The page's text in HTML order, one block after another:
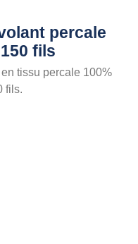
percale
fils
tissu percale 100%
fils.